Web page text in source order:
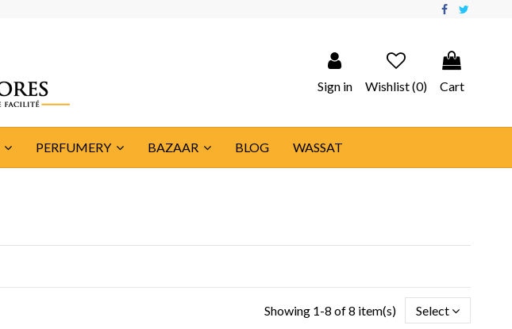
Sign in Wishlist (0) Cart
PERFUMERY BAZAAR BLOG WASSAT
Showing 1-8 of 8 item(s) Select